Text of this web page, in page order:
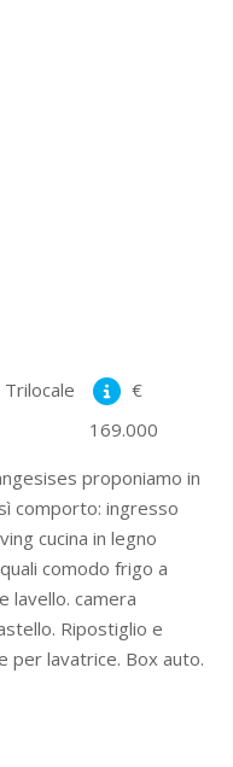
Trilocale
€
169.000
proponiamo in
comporto: ingresso
cucina in legno
comodo frigo a
lavello. camera
Ripostiglio e
per lavatrice. Box auto.